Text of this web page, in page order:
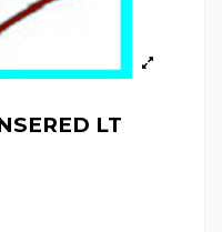
LT